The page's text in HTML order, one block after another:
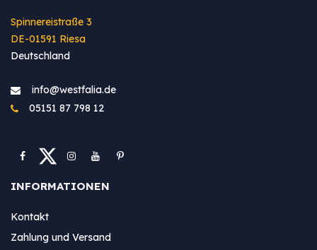
Spinnereistraße 3
DE-01591 Riesa
Deutschland
info@westfa​lia.de
05151 87 798 12
INFORMATIONEN
Kontakt
Zahlung und Versand